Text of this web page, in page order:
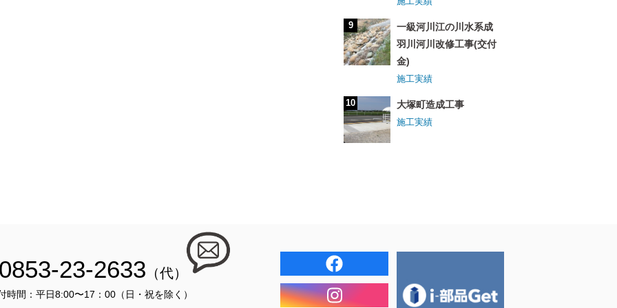
一級河川江の川水系成
羽川河川改修工事(交付
金)
施工実績
大塚町造成工事
施工実績
23-2633 （代）
時間：平日8:00〜17：00（日・祝を除く）